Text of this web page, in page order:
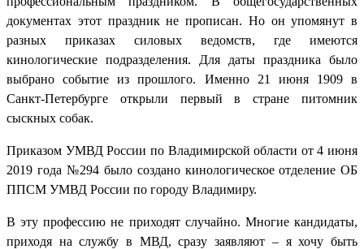
документах этот праздник не прописан. Но он упомянут в
разных приказах силовых ведомств, где имеются
кинологические подразделения. Для даты праздника было
выбрано событие из прошлого. Именно 21 июня 1909 в
Санкт-Петербурге открыли первый в стране питомник
сыскных собак.
Приказом УМВД России по Владимирской области от 4 июня
2019 года №294 было создано кинологическое отделение ОБ
ППСМ УМВД России по городу Владимиру.
В эту профессию не приходят случайно. Многие кандидаты,
приходя на службу в МВД, сразу заявляют – я хочу быть